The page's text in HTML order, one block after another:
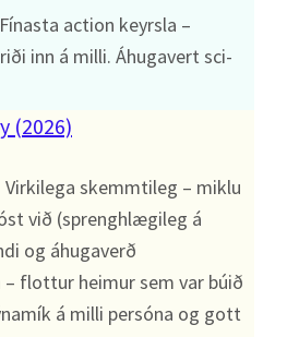
action keyrsla –
inn á milli. Áhugavert sci-
(2026)
skemmtileg – miklu
við (sprenghlægileg á
og áhugaverð
flottur heimur sem var búið
á milli persóna og gott